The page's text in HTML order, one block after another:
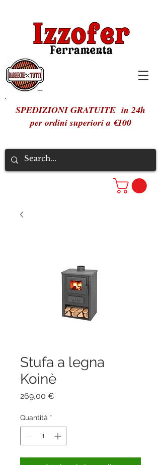
SPEDIZIONI GRATUITE in 24h
per ordini superiori a €100
Stufa a legna
Koinè
269,00 €
Quantità *